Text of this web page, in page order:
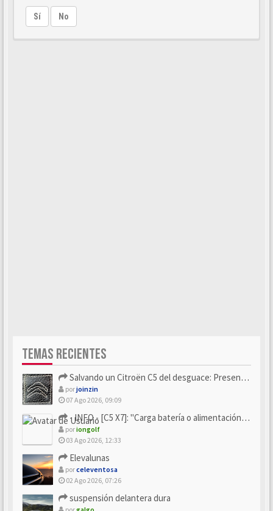
Sí No
TEMAS RECIENTES
Salvando un Citroën C5 del desguace: Presentación y seguimiento
porjoinzin
07 Ago 2026, 09:09
- INFO - [C5 X7]: "Carga batería o alimentación eléctri...
poriongolf
03 Ago 2026, 12:33
Elevalunas
porceleventosa
02 Ago 2026, 07:26
suspensión delantera dura